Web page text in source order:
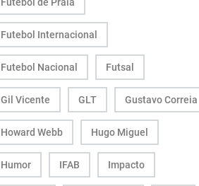
Futebol Internacional
Futebol Nacional Futsal
Gil Vicente GLT Gustavo Correia
Howard Webb Hugo Miguel
Humor IFAB Impacto